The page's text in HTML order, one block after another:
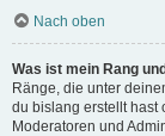
Nach oben
Was ist mein Rang
Ränge, die unter
du bislang erstellt hast
Moderatoren und